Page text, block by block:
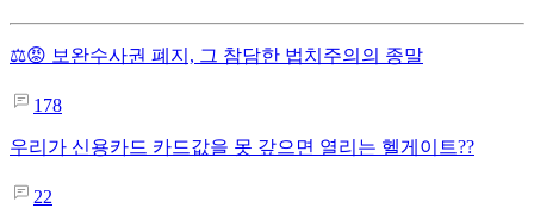
⚖️😡 보완수사권 폐지, 그 참담한 법치주의의 종말
178
우리가 신용카드 카드값을 못 갚으면 열리는 헬게이트??
22